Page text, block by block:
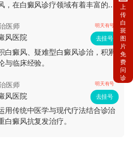
，在白癜风诊疗领域有着丰富的临
医师
风医院
明天有号
去挂号
白癜风、疑难型白癜风诊治，积累
与临床经验。
医师
风医院
明天有号
去挂号
用传统中医学与现代疗法结合诊治
白癜风抗复发治疗。
上
传
白
斑
图
片
免
费
问
诊